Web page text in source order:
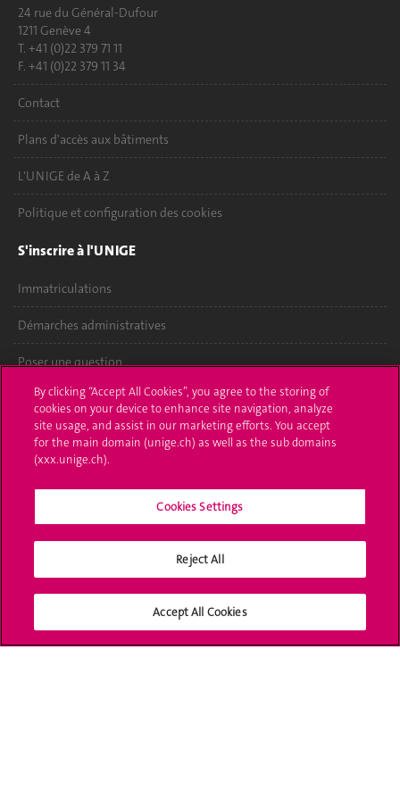
24 rue du Général-Dufour
1211 Genève 4
T. +41 (0)22 379 71 11
F. +41 (0)22 379 11 34
Contact
Plans d'accès aux bâtiments
L'UNIGE de A à Z
Politique et configuration des cookies
S'inscrire à l'UNIGE
Immatriculations
Démarches administratives
Poser une question
L'UNIGE vous informe
UNIGE Mobile
Bibliothèque
Médias sociaux UNIGE
By clicking “Accept All Cookies”, you agree to the storing of
cookies on your device to enhance site navigation, analyze
site usage, and assist in our marketing efforts. You accept
for the main domain (unige.ch) as well as the sub domains
(xxx.unige.ch).
Cookies Settings
Reject All
Accept All Cookies